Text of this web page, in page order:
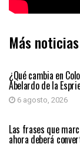
Más noticias
¿Qué cambia en
Abelardo de la
6 agosto, 2026
PRIMER PLANO
Las frases que
ahora deberá